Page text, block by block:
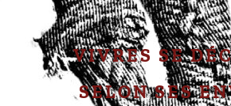
VIVRES SE
SELON SES